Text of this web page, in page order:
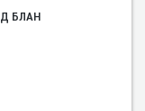
БЛАН